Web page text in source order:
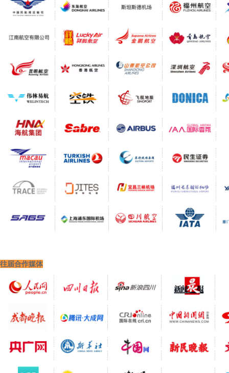
往届合作媒体